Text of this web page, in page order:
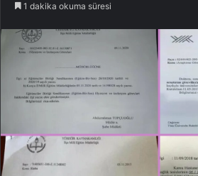
1 dakika okuma süresi